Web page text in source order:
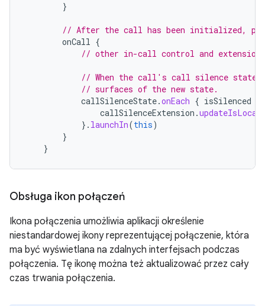
}
// After the call has been initialized,
onCall {
// other in-call control and
// When the call's call silence state
// surfaces of the new state.
callSilenceState.onEach { isSilenced
callSilenceExtension .
}. launchIn(this)
}
}
Obsługa ikon połączeń
Ikona połączenia umożliwia aplikacji określenie
niestandardowej ikony reprezentującej połączenie, która
ma być wyświetlana na zdalnych interfejsach podczas
połączenia. Tę ikonę można też aktualizować przez cały
czas trwania połączenia.